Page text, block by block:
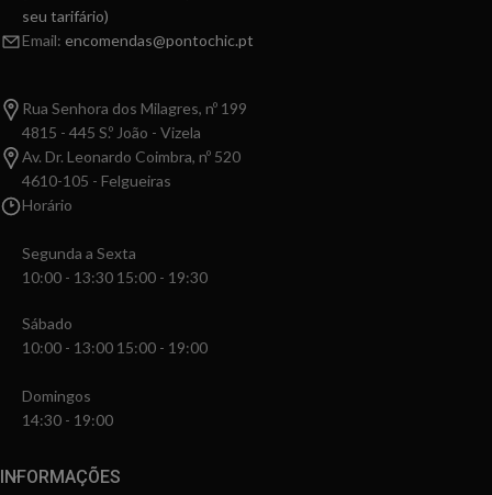
seu tarifário)
Email: encomendas@pontochic.pt
Rua Senhora dos Milagres, nº 199
4815 - 445 S.º João - Vizela
Av. Dr. Leonardo Coimbra, nº 520
4610-105 - Felgueiras
Horário
Segunda a Sexta
10:00 - 13:30 15:00 - 19:30
Sábado
10:00 - 13:00 15:00 - 19:00
Domingos
14:30 - 19:00
INFORMAÇÕES